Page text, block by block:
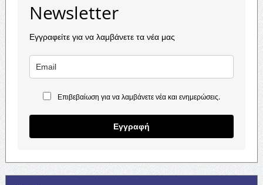
Newsletter
Εγγραφείτε για να λαμβάνετε τα νέα μας
Επιβεβαίωση για να λαμβάνετε νέα και ενημερώσεις.
Εγγραφή